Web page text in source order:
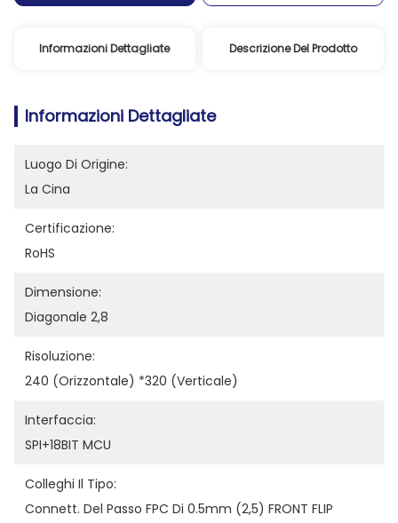
Informazioni Dettagliate Descrizione Del Prodotto
Informazioni Dettagliate
Luogo Di Origine:
La Cina
Certificazione:
RoHS
Dimensione:
Diagonale 2,8
Risoluzione:
240 (orizzontale) *320 (verticale)
Interfaccia:
SPI+18BIT MCU
Colleghi Il Tipo:
Connett. Del Passo FPC Di 0.5mm (2,5) FRONT FLIP